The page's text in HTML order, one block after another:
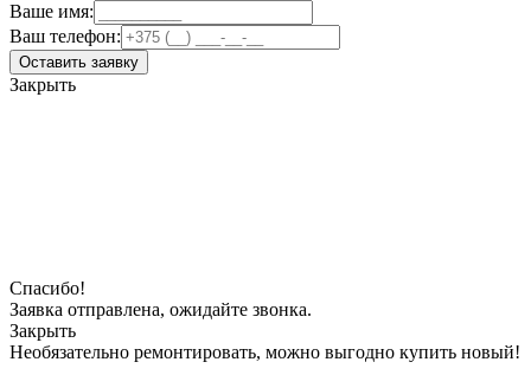
Ваше имя:
Ваш телефон:
Оставить заявку
Закрыть
Спасибо!
Заявка отправлена, ожидайте звонка.
Закрыть
Необязательно ремонтировать, можно выгодно купить новый!